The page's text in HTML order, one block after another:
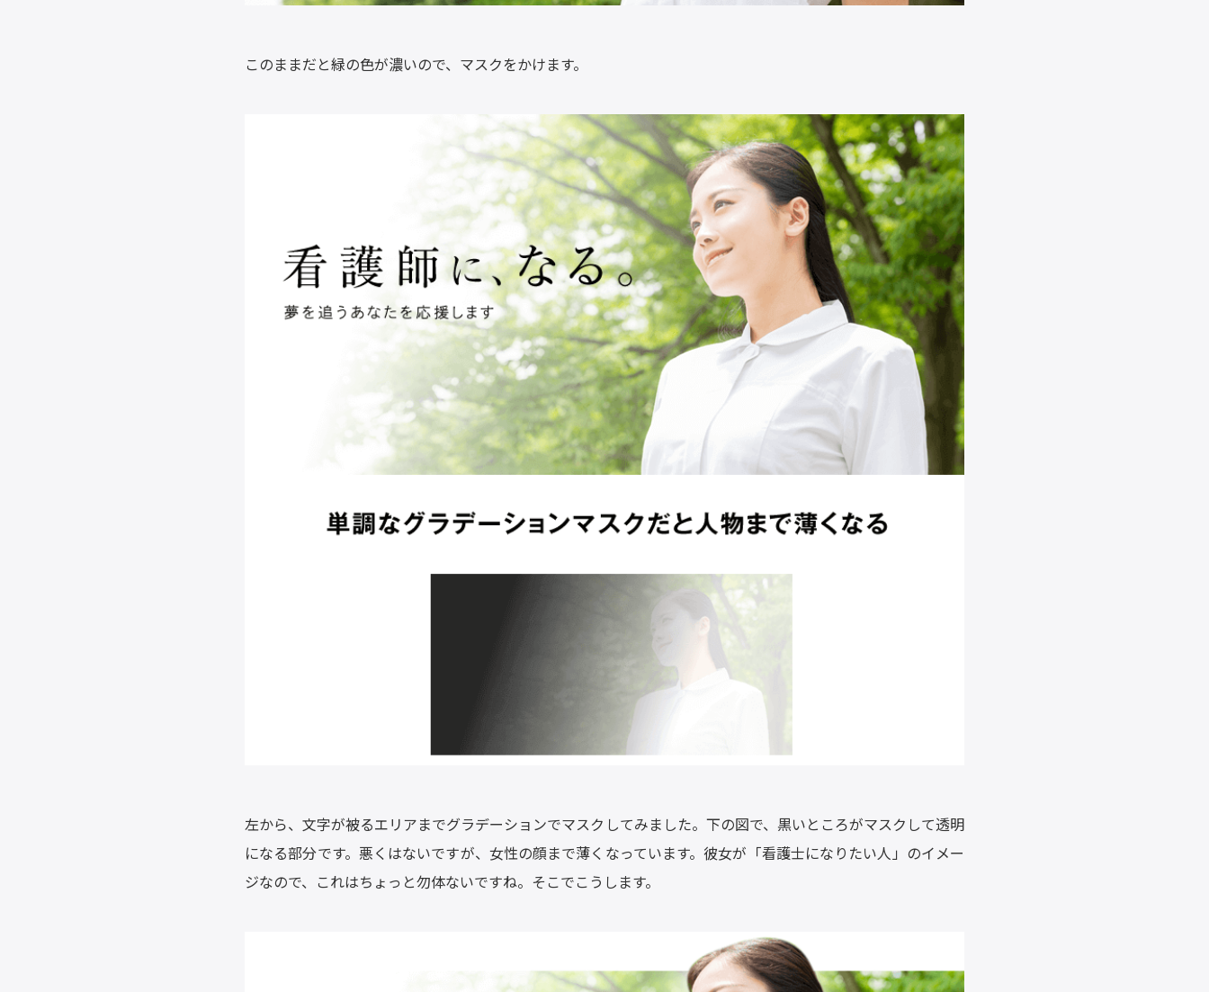
このままだと緑の色が濃いので、マスクをかけます。
左から、文字が被るエリアまでグラデーションでマスクしてみました。下の図で、黒いところがマスクして透明
になる部分です。悪くはないですが、女性の顔まで薄くなっています。彼女が「看護士になりたい人」のイメー
ジなので、これはちょっと勿体ないですね。そこでこうします。